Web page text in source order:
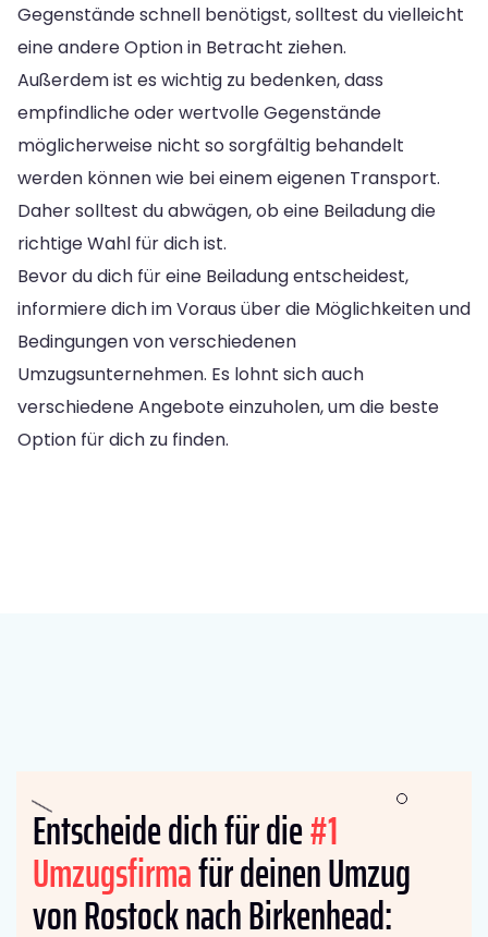
Gegenstände schnell benötigst, solltest du vielleicht
eine andere Option in Betracht ziehen.
Außerdem ist es wichtig zu bedenken, dass
empfindliche oder wertvolle Gegenstände
möglicherweise nicht so sorgfältig behandelt
werden können wie bei einem eigenen Transport.
Daher solltest du abwägen, ob eine Beiladung die
richtige Wahl für dich ist.
Bevor du dich für eine Beiladung entscheidest,
informiere dich im Voraus über die Möglichkeiten und
Bedingungen von verschiedenen
Umzugsunternehmen. Es lohnt sich auch
verschiedene Angebote einzuholen, um die beste
Option für dich zu finden.
Entscheide dich für die#1
Umzugsfirmafür deinen Umzug
von Rostock nach Birkenhead: